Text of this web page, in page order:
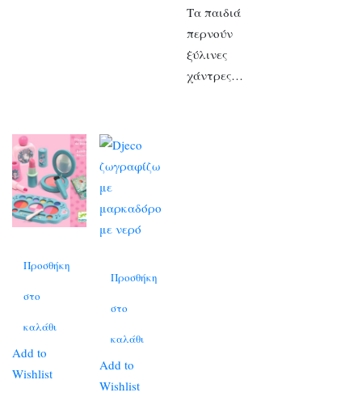
Τα παιδιά
περνούν
ξύλινες
χάντρες…
Προσθήκη
στο
καλάθι
Add to
Wishlist
Προσθήκη
στο
καλάθι
Add to
Wishlist